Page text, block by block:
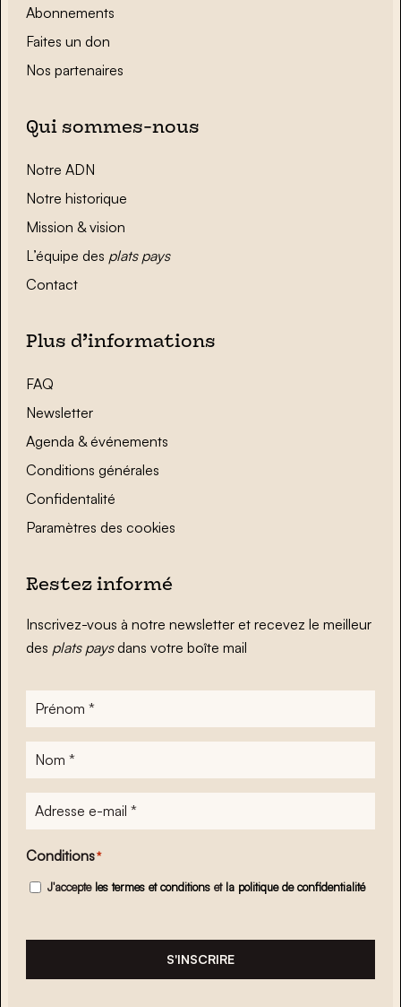
Abonnements
Faites un don
Nos partenaires
Qui sommes-nous
Notre ADN
Notre historique
Mission & vision
L’équipe des plats pays
Contact
Plus d’informations
FAQ
Newsletter
Agenda & événements
Conditions générales
Confidentalité
Paramètres des cookies
Restez informé
Inscrivez-vous à notre newsletter et recevez le meilleur
des plats paysdans votre boîte mail
Prénom
Nom
Adresse
e-
mail*
Conditions*
J'accepte les termes et conditions et la politique de confidentialité
S'INSCRIRE